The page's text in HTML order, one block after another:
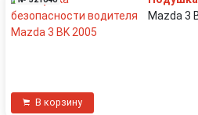
Mazda 3
В корзину